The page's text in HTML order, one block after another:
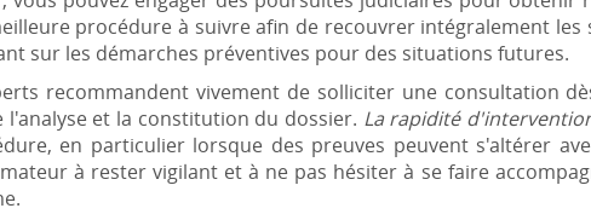
procédure à suivre afin de recouvrer intégralement
sur les démarches préventives pour des situations futures.
recommandent vivement de solliciter une consultation
l'analyse et la constitution du dossier. La rapidité
en particulier lorsque des preuves peuvent s'altérer
à rester vigilant et à ne pas hésiter à se faire